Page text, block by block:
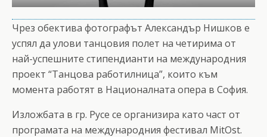
Чрез обектива фотографът Александър Нишков е
успял да улови танцовия полет на четирима от
най-успешните стипендианти на международния
проект “Танцова работилница”, които към
момента работят в Националната опера в София.
Изложбата в гр. Русе се организира като част от
програмата на международния фестивал MitOst.